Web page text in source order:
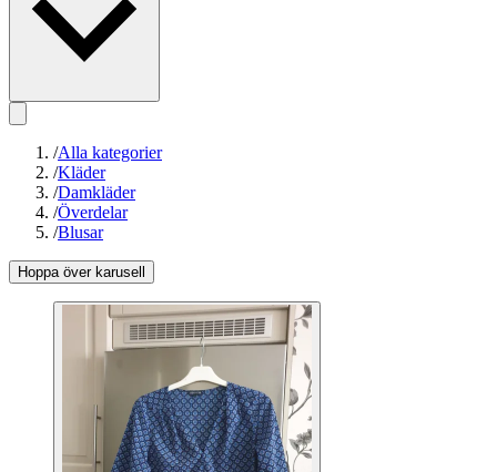
/Alla kategorier
/Kläder
/Damkläder
/Överdelar
/Blusar
Hoppa över karusell